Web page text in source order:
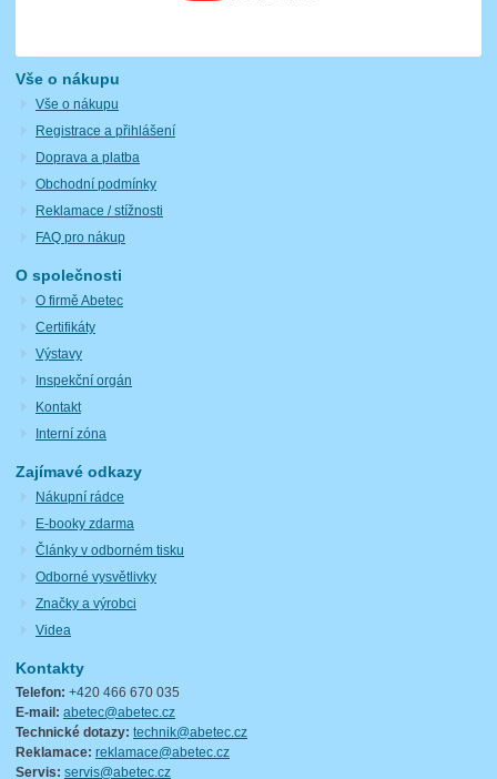
Vše o nákupu
Vše o nákupu
Registrace a přihlášení
Doprava a platba
Obchodní podmínky
Reklamace / stížnosti
FAQ pro nákup
O společnosti
O firmě Abetec
Certifikáty
Výstavy
Inspekční orgán
Kontakt
Interní zóna
Zajímavé odkazy
Nákupní rádce
E-booky zdarma
Články v odborném tisku
Odborné vysvětlivky
Značky a výrobci
Videa
Kontakty
Telefon: +420 466 670 035
E-mail: abetec@abetec.cz
Technické dotazy: technik@abetec.cz
Reklamace: reklamace@abetec.cz
Servis: servis@abetec.cz